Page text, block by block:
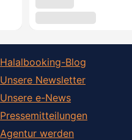
Halalbooking-Blog
Unsere Newsletter
Unsere e-News
Pressemitteilungen
Agentur werden